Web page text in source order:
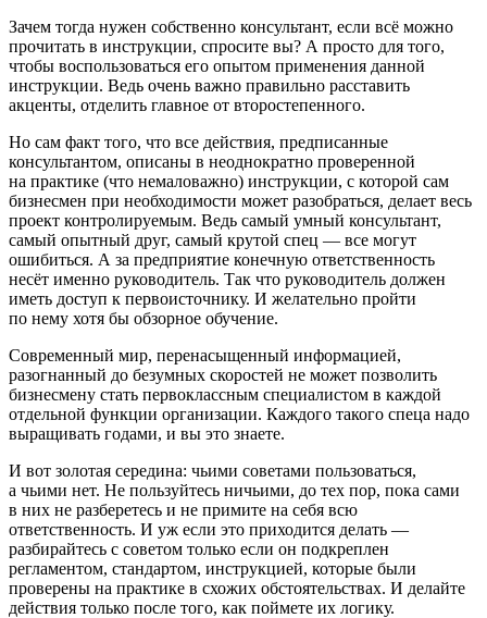
Зачем тогда нужен собственно консультант, если всё можно
прочитать в инструкции, спросите вы? А просто для того,
чтобы воспользоваться его опытом применения данной
инструкции. Ведь очень важно правильно расставить
акценты, отделить главное от второстепенного.
Но сам факт того, что все действия, предписанные
консультантом, описаны в неоднократно проверенной
на практике (что немаловажно) инструкции, с которой сам
бизнесмен при необходимости может разобраться, делает весь
проект контролируемым. Ведь самый умный консультант,
самый опытный друг, самый крутой спец — все могут
ошибиться. А за предприятие конечную ответственность
несёт именно руководитель. Так что руководитель должен
иметь доступ к первоисточнику. И желательно пройти
по нему хотя бы обзорное обучение.
Современный мир, перенасыщенный информацией,
разогнанный до безумных скоростей не может позволить
бизнесмену стать первоклассным специалистом в каждой
отдельной функции организации. Каждого такого спеца надо
выращивать годами, и вы это знаете.
И вот золотая середина: чьими советами пользоваться,
а чьими нет. Не пользуйтесь ничьими, до тех пор, пока сами
в них не разберетесь и не примите на себя всю
ответственность. И уж если это приходится делать —
разбирайтесь с советом только если он подкреплен
регламентом, стандартом, инструкцией, которые были
проверены на практике в схожих обстоятельствах. И делайте
действия только после того, как поймете их логику.